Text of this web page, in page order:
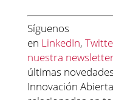
Síguenos
en LinkedIn,
nuestra
últimas
Innovación